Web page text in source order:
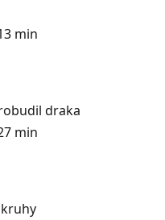
min
draka
min